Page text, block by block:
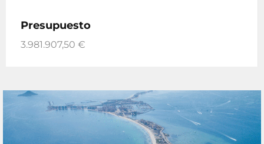
Presupuesto
3.981.907,50 €